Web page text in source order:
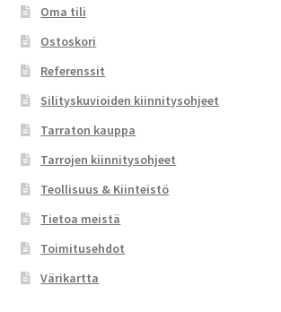
Oma tili
Ostoskori
Referenssit
Silityskuvioiden kiinnitysohjeet
Tarraton kauppa
Tarrojen kiinnitysohjeet
Teollisuus & Kiinteistö
Tietoa meistä
Toimitusehdot
Värikartta